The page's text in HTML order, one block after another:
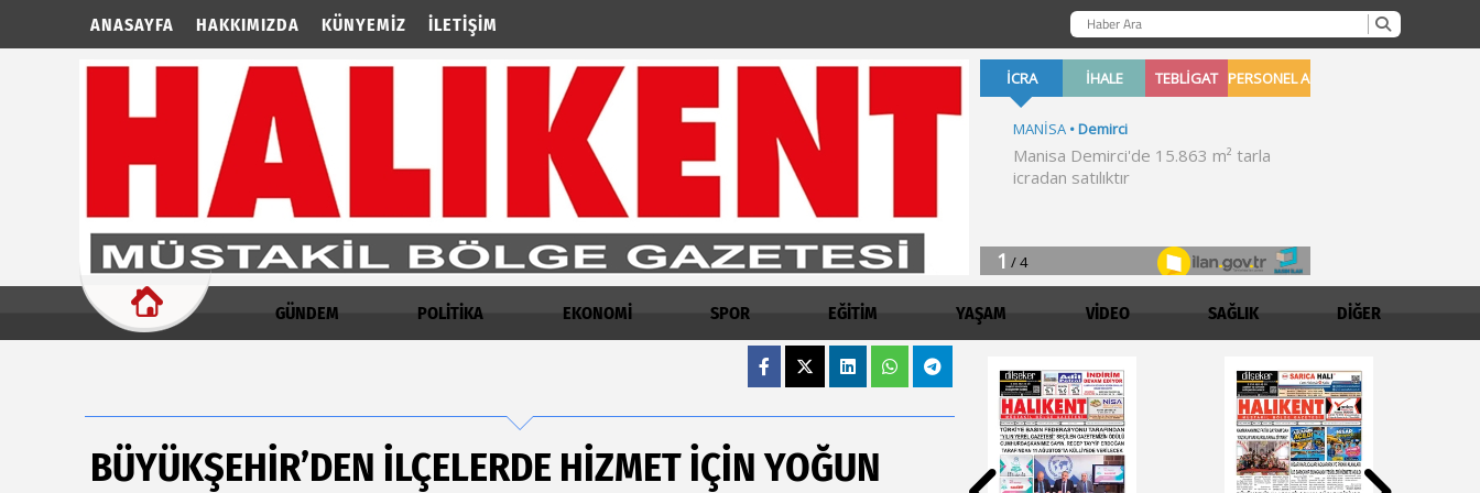
ANASAYFA HAKKIMIZDA KÜNYEMIZ İLETIŞIM
GÜNDEM POLİTİKA EKONOMİ SPOR EĞİTİM YAŞAM VİDEO SAĞLIK DİĞER
BÜYÜKŞEHİR’DEN İLÇELERDE HİZMET İÇİN YOĞUN